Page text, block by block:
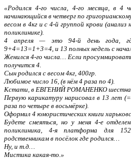
«Родился 4-го числа, 4-го месяца, в 4
начинающийся в четверг по
весом в 4кг и с 4-й группой крови (анализ
поликлинике).
4 апреля — это 94-й день года,
9+4=13=1+3=4, и 13 полных недель с
Женился 4-го числа… Если
получится 4.
Сын родился с весом 4кг, 400гр.
Любимое число 16, (в нём 4 раза по 4).
Кстати, в ЕВГЕНИЙ РОМАНЕНКО
Первую карикатуру нарисовал в 13 лет
раза по четыре в восьмёрке).
Оформил 4 юмористических книги
Будете смеяться, но у меня 4-е
поликлиника, 4-я платформа для
родственникам в посёлок где родился…
Ну, и т.д…
Мистика какая-то.»